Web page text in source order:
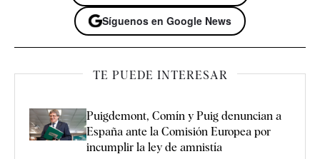
Síguenos en Google News
TE PUEDE INTERESAR
Puigdemont, Comín y Puig denuncian a
España ante la Comisión Europea por
incumplir la ley de amnistía